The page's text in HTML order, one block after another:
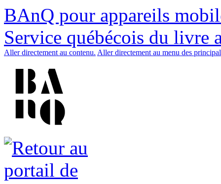
BAnQ pour appareils
Service québécois du livre
Aller directement au contenu. Aller directement au menu des